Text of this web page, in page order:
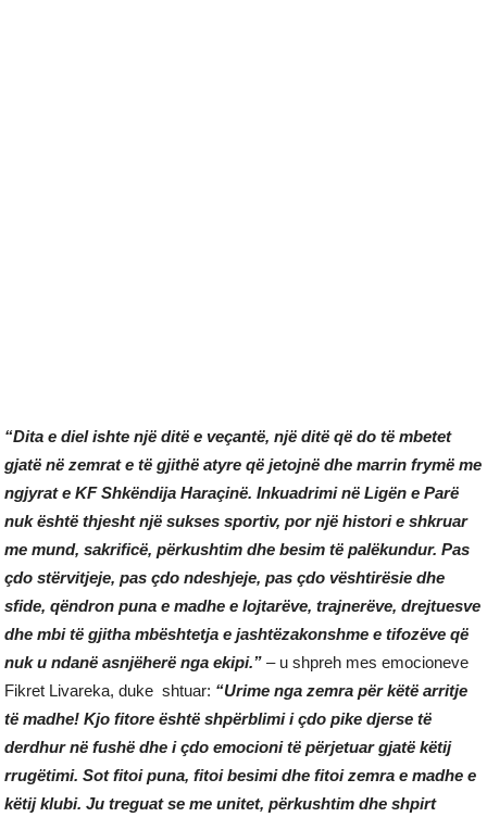
“Dita e diel ishte një ditë e veçantë, një ditë që do të mbetet
gjatë në zemrat e të gjithë atyre që jetojnë dhe marrin frymë me
ngjyrat e KF Shkëndija Haraçinë. Inkuadrimi në Ligën e Parë
nuk është thjesht një sukses sportiv, por një histori e shkruar
me mund, sakrificë, përkushtim dhe besim të palëkundur. Pas
çdo stërvitjeje, pas çdo ndeshjeje, pas çdo vështirësie dhe
sfide, qëndron puna e madhe e lojtarëve, trajnerëve, drejtuesve
dhe mbi të gjitha mbështetja e jashtëzakonshme e tifozëve që
nuk u ndanë asnjëherë nga ekipi.” – u shpreh mes emocioneve
Fikret Livareka, duke shtuar: “Urime nga zemra për këtë arritje
të madhe! Kjo fitore është shpërblimi i çdo pike djerse të
derdhur në fushë dhe i çdo emocioni të përjetuar gjatë këtij
rrugëtimi. Sot fitoi puna, fitoi besimi dhe fitoi zemra e madhe e
këtij klubi. Ju treguat se me unitet, përkushtim dhe shpirt